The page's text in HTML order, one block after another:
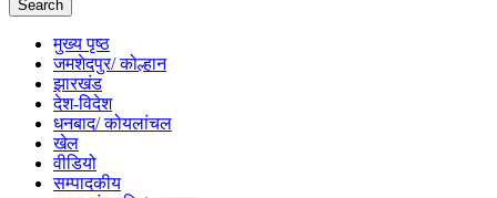
Search
मुख्य पृष्ठ
जमशेदपुर/ कोल्हान
झारखंड
देश-विदेश
धनबाद/ कोयलांचल
खेल
वीडियो
सम्पादकीय